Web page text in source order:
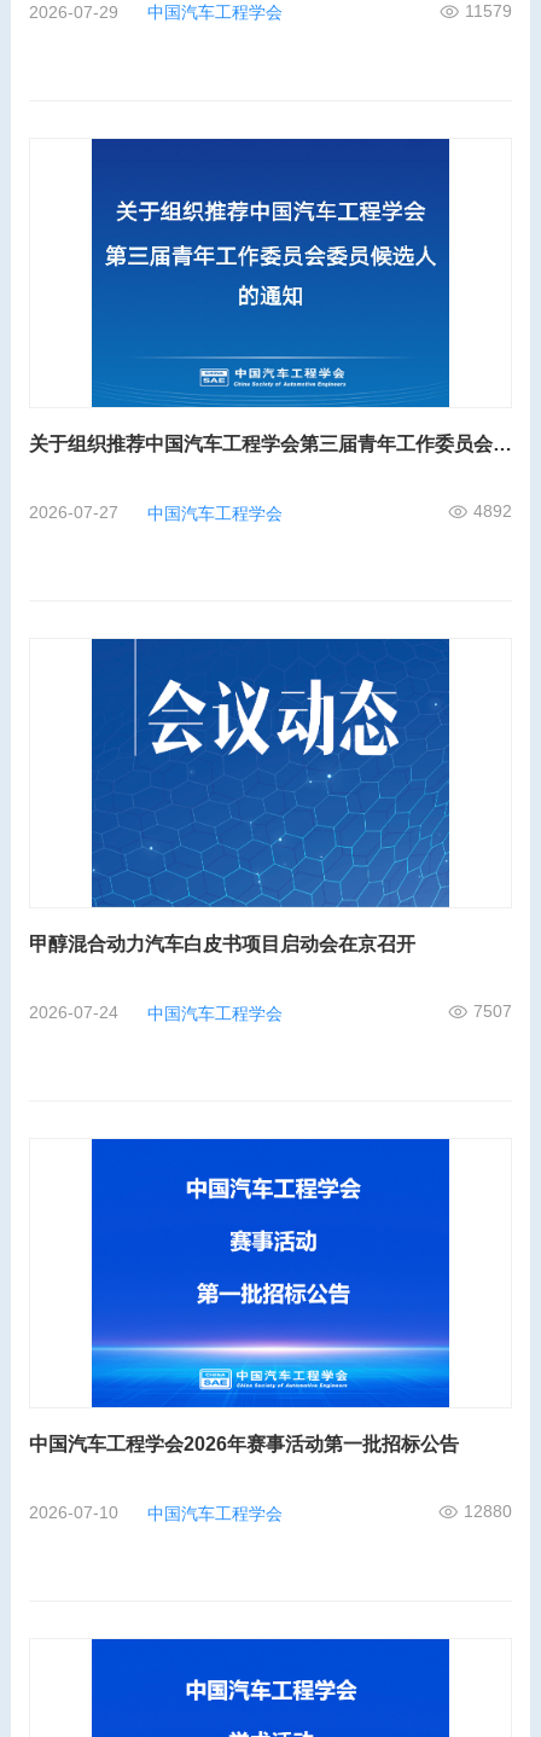
2026-07-29 中国汽车工程学会 11579
关于组织推荐中国汽车工程学会第三届青年工作委员会委员候选人的通知
2026-07-27 中国汽车工程学会 4892
甲醇混合动力汽车白皮书项目启动会在京召开
2026-07-24 中国汽车工程学会 7507
中国汽车工程学会2026年赛事活动第一批招标公告
2026-07-10 中国汽车工程学会 12880